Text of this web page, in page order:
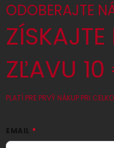
ODOBERAJTE
ZĽAVU
PLATÍ PRE PRVÝ NÁKUP PRI
EMAIL